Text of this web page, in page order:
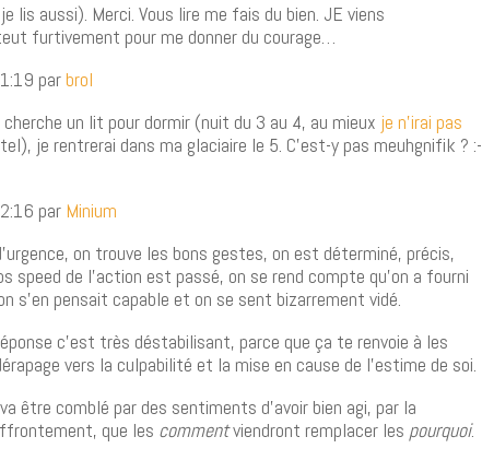
lis aussi). Merci. Vous lire me fais du bien. JE viens
furtivement pour me donner du courage…
parbrol
un lit pour dormir (nuit du 3 au 4, au mieux je n’irai pas
je rentrerai dans ma glaciaire le 5. C’est-y pas meuhgnifik ? :-
par Minium
on trouve les bons gestes, on est déterminé, précis,
speed de l’action est passé, on se rend compte qu’on a fourni
s’en pensait capable et on se sent bizarrement vidé.
c’est très déstabilisant, parce que ça te renvoie à les
vers la culpabilité et la mise en cause de l’estime de soi.
être comblé par des sentiments d’avoir bien agi, par la
que les commentviendront remplacer les pourquoi.